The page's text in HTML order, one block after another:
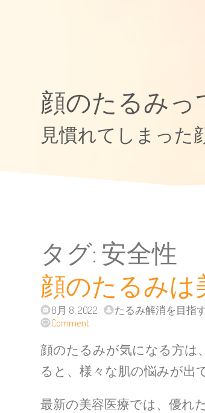
顔のたるみっ
見慣れてしまった
タグ: 安全性
顔のたるみは
8月 8, 2022 たるみ解消を目指
Comment
顔のたるみが気になる方は
ると、様々な肌の悩みが出
最新の美容医療では、優れ